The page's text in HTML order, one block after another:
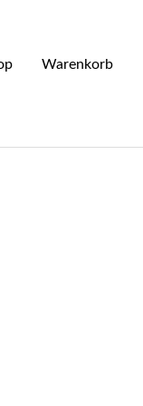
Warenkorb